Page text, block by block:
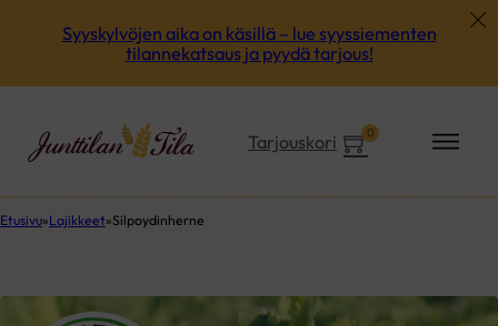
Syyskylvöjen aika on käsillä – lue syyssiementen
tilannekatsaus ja pyydä tarjous!
0
Tarjouskori
Etusivu Lajikkeet Silpoydinherne